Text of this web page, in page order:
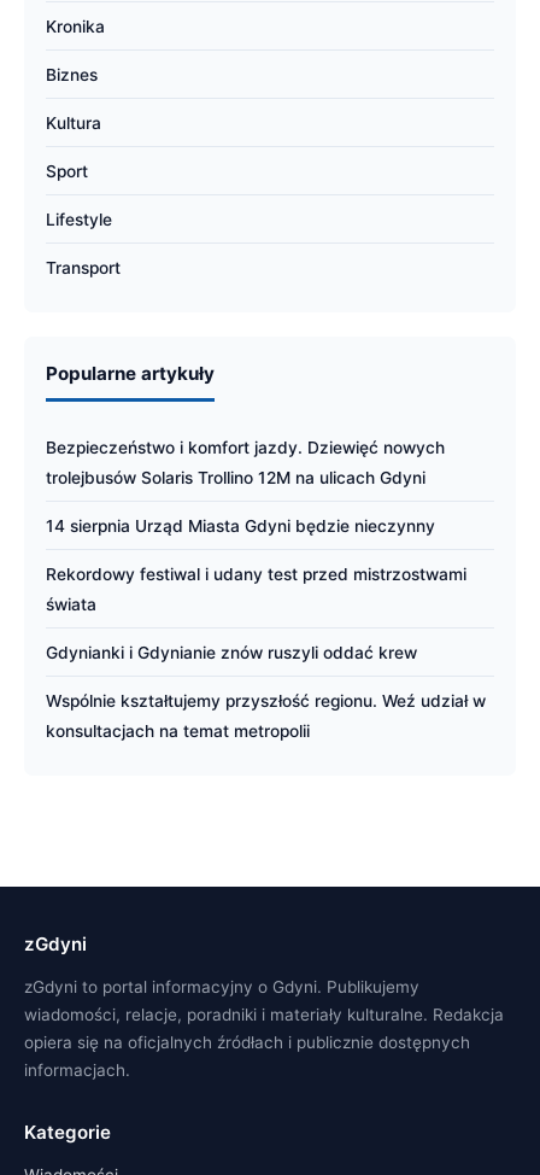
Kronika
Biznes
Kultura
Sport
Lifestyle
Transport
Popularne artykuły
Bezpieczeństwo i komfort jazdy. Dziewięć nowych
trolejbusów Solaris Trollino 12M na ulicach Gdyni
14 sierpnia Urząd Miasta Gdyni będzie nieczynny
Rekordowy festiwal i udany test przed mistrzostwami
świata
Gdynianki i Gdynianie znów ruszyli oddać krew
Wspólnie kształtujemy przyszłość regionu. Weź udział w
konsultacjach na temat metropolii
zGdyni
zGdyni to portal informacyjny o Gdyni. Publikujemy
wiadomości, relacje, poradniki i materiały kulturalne. Redakcja
opiera się na oficjalnych źródłach i publicznie dostępnych
informacjach.
Kategorie